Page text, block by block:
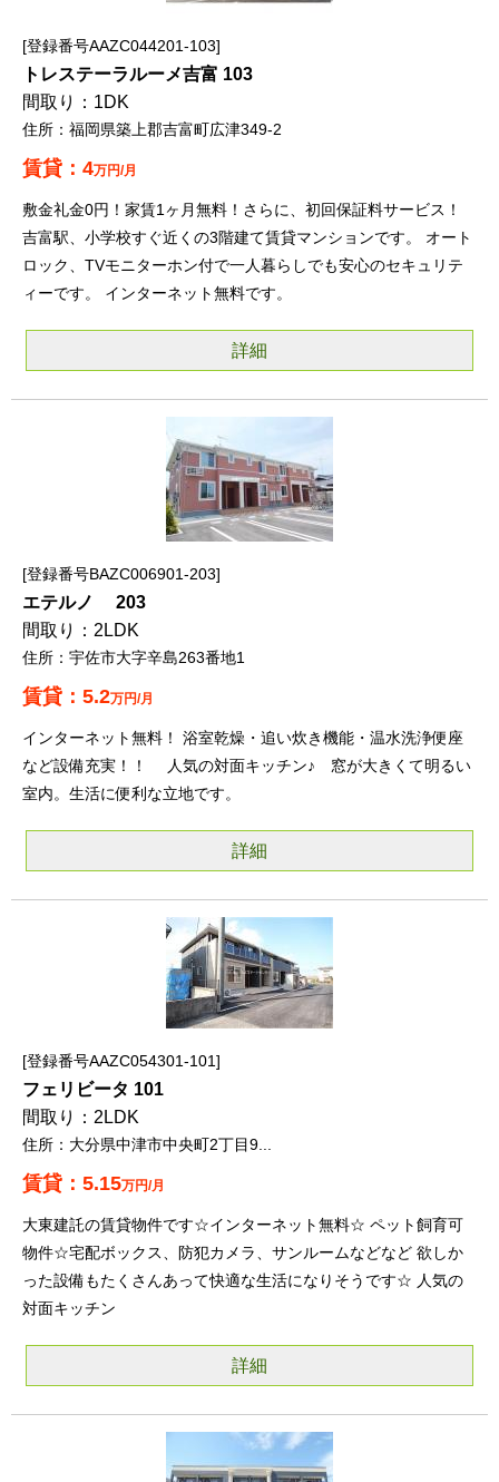
登録番号AAZC044201-103
トレステーラルーメ吉富 103
1DK
福岡県築上郡吉富町広津349-2
4万円/月
敷金礼金0円！家賃1ヶ月無料！さらに、初回保証料サービス！
吉富駅、小学校すぐ近くの3階建て賃貸マンションです。 オート
ロック、TVモニターホン付で一人暮らしでも安心のセキュリテ
ィーです。 インターネット無料です。
詳細
登録番号BAZC006901-203
エテルノ 203
2LDK
宇佐市大字辛島263番地1
5.2万円/月
インターネット無料！ 浴室乾燥・追い炊き機能・温水洗浄便座
など設備充実！！ 人気の対面キッチン♪ 窓が大きくて明るい
室内。生活に便利な立地です。
詳細
登録番号AAZC054301-101
フェリビータ 101
2LDK
大分県中津市中央町2丁目9...
5.15万円/月
大東建託の賃貸物件です☆インターネット無料☆ ペット飼育可
物件☆宅配ボックス、防犯カメラ、サンルームなどなど 欲しか
った設備もたくさんあって快適な生活になりそうです☆ 人気の
対面キッチン
詳細